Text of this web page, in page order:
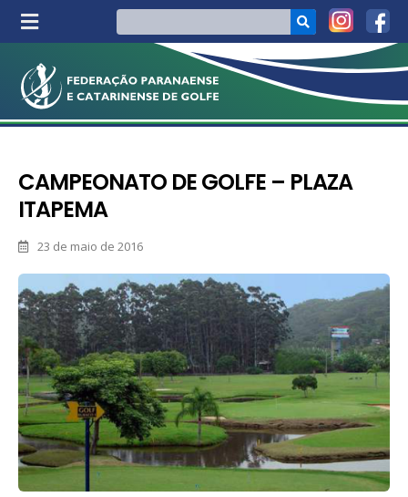
CAMPEONATO DE GOLFE – PLAZA
ITAPEMA
23 de maio de 2016